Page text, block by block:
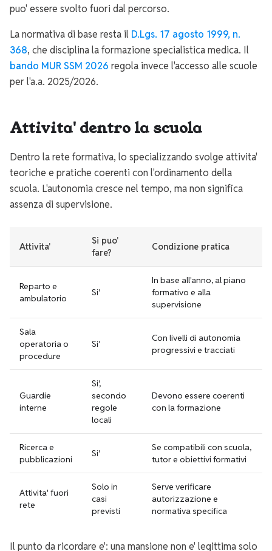
puo' essere svolto fuori dal percorso.
La normativa di base resta il D.Lgs. 17 agosto 1999, n.
368, che disciplina la formazione specialistica medica. Il
bando MUR SSM 2026 regola invece l'accesso alle scuole
per l'a.a. 2025/2026.
Attivita' dentro la scuola
Dentro la rete formativa, lo specializzando svolge attivita'
teoriche e pratiche coerenti con l'ordinamento della
scuola. L'autonomia cresce nel tempo, ma non significa
assenza di supervisione.
Attivita'
Si puo'
fare?
Condizione pratica
Reparto e
ambulatorio
Si'
In base all'anno, al piano
formativo e alla
supervisione
Sala
operatoria o
procedure
Si'
Con livelli di autonomia
progressivi e tracciati
Guardie
interne
Si',
secondo
regole
locali
Devono essere coerenti
con la formazione
Ricerca e
pubblicazioni
Si'
Se compatibili con scuola,
tutor e obiettivi formativi
Attivita' fuori
rete
Solo in
casi
previsti
Serve verificare
autorizzazione e
normativa specifica
Il punto da ricordare e': una mansione non e' legittima solo